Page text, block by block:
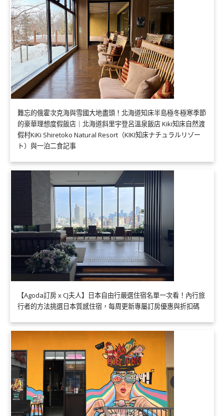
難忘的俄霍次克海與雪國大地盡頭！北海道知床半島極冬極寒季節
的豪華理想度假飯店｜北海道斜里宇登呂溫泉飯店 Kiki知床自然渡
假村KiKi Shiretoko Natural Resort（KIKI知床ナチュラルリゾー
ト）與一泊二食記事
【Agoda訂房 x CJ夫人】日本自由行嚴選住宿名單一次看！內行旅
行者的方法挑選日本質感住宿，每周更新專屬訂房優惠與折扣碼